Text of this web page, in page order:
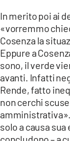
In merito poi ai
«vorremmo
Cosenza la
Eppure a
sono, il verde
avanti. Infatti
Rende, fatto
non cerchi
solo a causa